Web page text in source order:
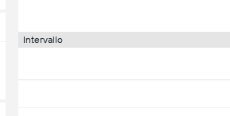
Intervallo